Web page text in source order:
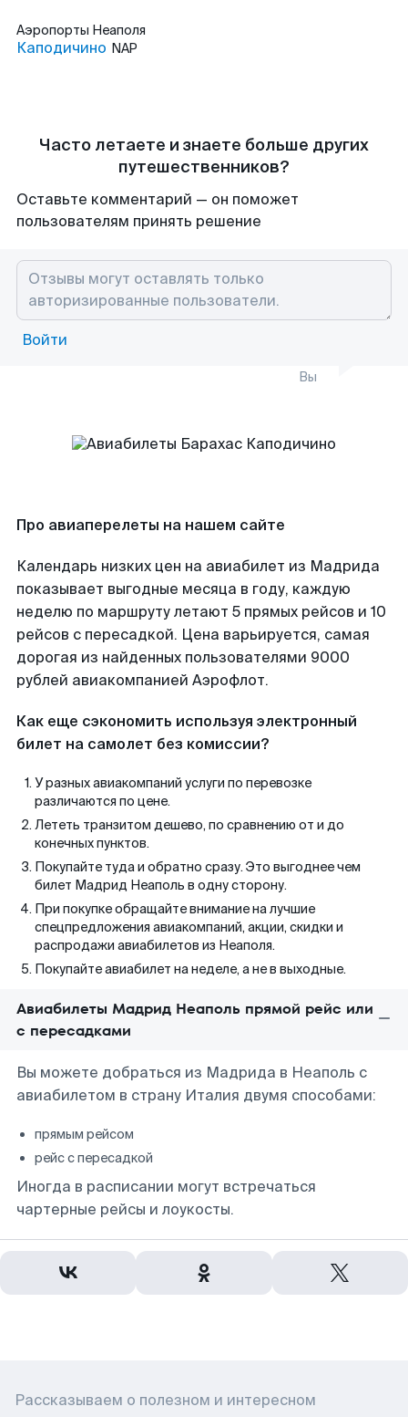
Аэропорты Неаполя
Каподичино NAP
Часто летаете и знаете больше других
путешественников?
Оставьте комментарий — он поможет
пользователям принять решение
Войти
Вы
Про авиаперелеты на нашем сайте
Календарь низких цен на авиабилет из Мадрида
показывает выгодные месяца в году, каждую
неделю по маршруту летают 5 прямых рейсов и 10
рейсов с пересадкой. Цена варьируется, самая
дорогая из найденных пользователями 9000
рублей авиакомпанией Аэрофлот.
Как еще сэкономить используя электронный
билет на самолет без комиссии?
У разных авиакомпаний услуги по перевозке
различаются по цене.
Лететь транзитом дешево, по сравнению от и до
конечных пунктов.
Покупайте туда и обратно сразу. Это выгоднее чем
билет Мадрид Неаполь в одну сторону.
При покупке обращайте внимание на лучшие
спецпредложения авиакомпаний, акции, скидки и
распродажи авиабилетов из Неаполя.
Покупайте авиабилет на неделе, а не в выходные.
Авиабилеты Мадрид Неаполь прямой рейс или
с пересадками
Вы можете добраться из Мадрида в Неаполь с
авиабилетом в страну Италия двумя способами:
прямым рейсом
рейс с пересадкой
Иногда в расписании могут встречаться
чартерные рейсы и лоукосты.
Рассказываем о полезном и интересном